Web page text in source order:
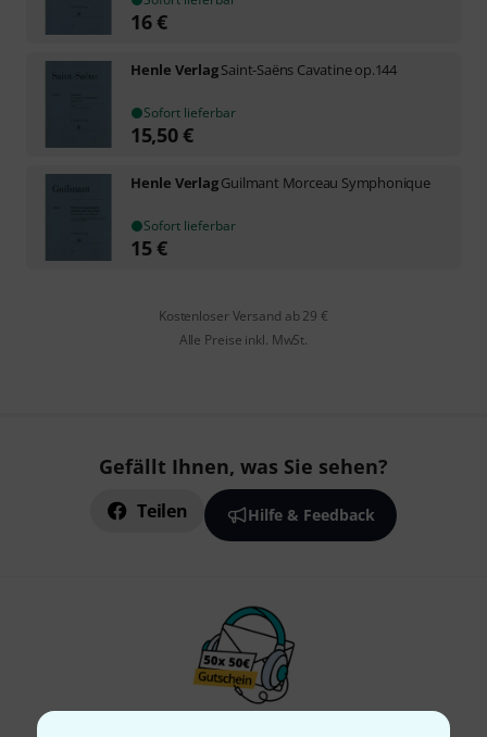
16€
Henle VerlagSaint-Saëns Cavatine op.144
Sofort lieferbar
15,50€
Henle VerlagGuilmant Morceau Symphonique
Sofort lieferbar
15€
Kostenloser Versand ab 29 €
Alle Preise inkl. MwSt.
Gefällt Ihnen, was Sie sehen?
Teilen Hilfe & Feedback